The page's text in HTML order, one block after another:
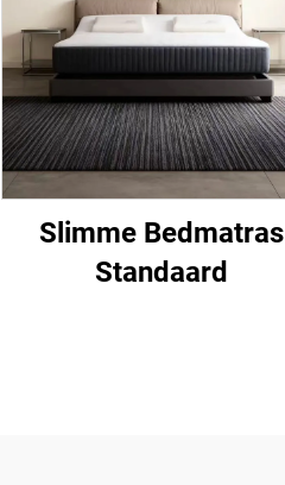
Slimme Bedmatras
Standaard